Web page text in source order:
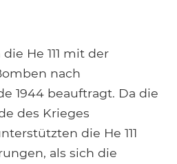
He 111 mit der
nach
1944 beauftragt. Da die
des Krieges
die He 111
als sich die